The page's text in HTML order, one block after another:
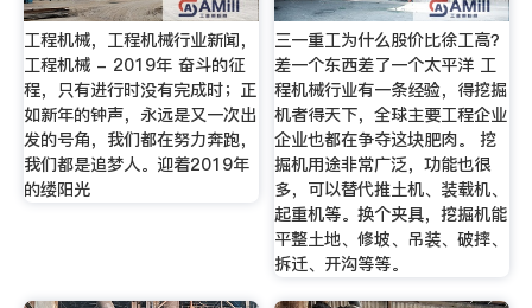
工程机械，工程机械行业新闻，
工程机械 - 2019年 奋斗的征
程，只有进行时没有完成时；正
如新年的钟声，永远是又一次出
发的号角，我们都在努力奔跑，
我们都是追梦人。迎着2019年
的缕阳光
三一重工为什么股价比徐工高？
差一个东西差了一个太平洋 工
程机械行业有一条经验，得挖掘
机者得天下，全球主要工程企业
企业也都在争夺这块肥肉。 挖
掘机用途非常广泛，功能也很
多，可以替代推土机、装载机、
起重机等。换个夹具，挖掘机能
平整土地、修坡、吊装、破摔、
拆迁、开沟等等。